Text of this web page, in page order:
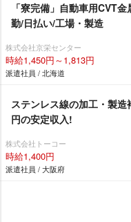
「寮完備」自動車用CVT
勤/日払い/工場・製造
株式会社京栄センター
時給1,450円～1,813円
派遣社員 / 北海道
ステンレス線の加工・製
円の安定収入!
株式会社トーコー
時給1,400円
派遣社員 / 大阪府